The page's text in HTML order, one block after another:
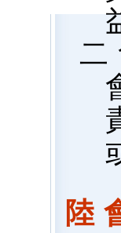
二
陸